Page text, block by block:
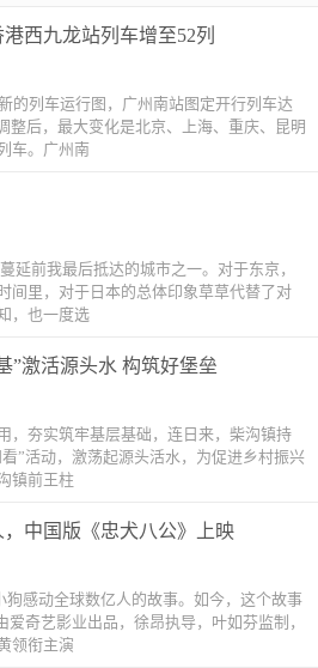
西九龙站列车增至52列
的列车运行图，广州南站图定开行列车达
整后，最大变化是北京、上海、重庆、昆明
车。广州南
延前我最后抵达的城市之一。对于东京，
间里，对于日本的总体印象草草代替了对
，也一度选
”激活源头水 构筑好堡垒
，夯实筑牢基层基础，连日来，柴沟镇持
”活动，激荡起源头活水，为促进乡村振兴
镇前王柱
中国版《忠犬八公》上映
狗感动全球数亿人的故事。如今，这个故事
奇艺影业出品，徐昂执导，叶如芬监制，
领衔主演